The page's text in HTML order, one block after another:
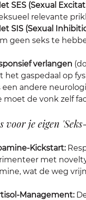
SES (Sexual
relevante
SIS (Sexual
geen seks te
verlangen
het gaspedaal op
een andere
moet de vonk zelf
voor je eigen
Kickstart:
met
wat de weg
Management: